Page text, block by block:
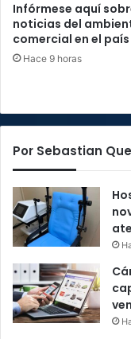
Infórmese aquí
noticias del
comercial en el país
Hace 9 horas
Por Sebastian